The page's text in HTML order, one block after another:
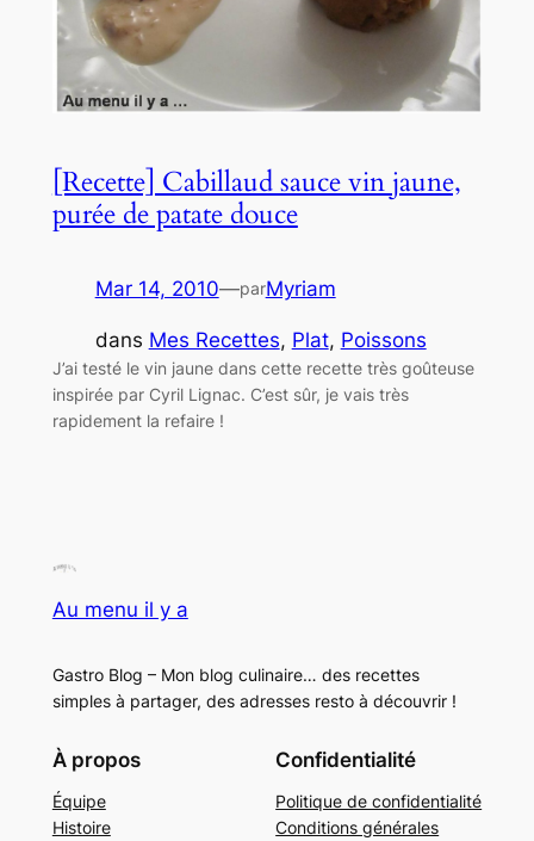
[Recette] Cabillaud sauce vin jaune,
purée de patate douce
Mar 14, 2010—parMyriam
dans Mes Recettes, Plat, Poissons
J’ai testé le vin jaune dans cette recette très goûteuse
inspirée par Cyril Lignac. C’est sûr, je vais très
rapidement la refaire !
Au menu il y a
Gastro Blog – Mon blog culinaire… des recettes
simples à partager, des adresses resto à découvrir !
À propos
Équipe
Histoire
Confidentialité
Politique de confidentialité
Conditions générales